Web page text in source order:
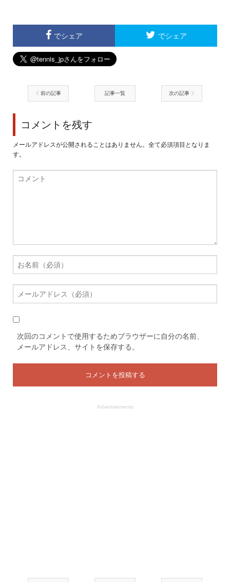
でシェア でシェア
前の記事 記事一覧 次の記事
コメントを残す
メールアドレスが公開されることはありません。全て必須項目となりま
す。
次回のコメントで使用するためブラウザーに自分の名前、
メールアドレス、サイトを保存する。
Advertisements